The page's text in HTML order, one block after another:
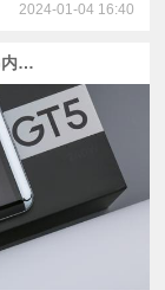
2024-01-04 16:40
数字大师，真我GT5评测：骁龙8 Gen 2+24G内存+240W快充